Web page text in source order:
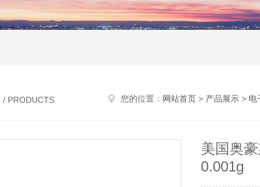
/ PRODUCTS 您的位置： 网站首页 > 产品展示 > 电
美国奥
0.001g